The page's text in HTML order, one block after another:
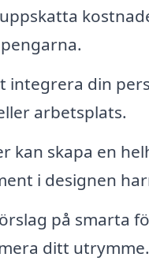
integrera din
arbetsplats.
kan skapa en
i designen
på smarta
ditt utrymme.